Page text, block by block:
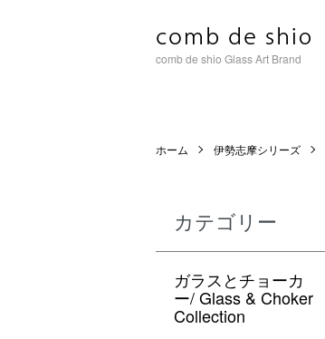
comb de shio Glass Art Brand
ホーム 伊勢志摩シリーズ
カテゴリー
ガラスとチョーカ
ー/ Glass & Choker
Collection